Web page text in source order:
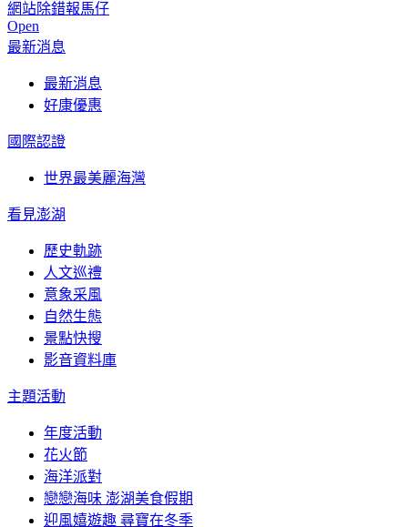
網站除錯報馬仔
Open
最新消息
最新消息
好康優惠
國際認證
世界最美麗海灣
看見澎湖
歷史軌跡
人文巡禮
意象采風
自然生態
景點快搜
影音資料庫
主題活動
年度活動
花火節
海洋派對
戀戀海味 澎湖美食假期
迎風嬉遊趣 尋寶在冬季